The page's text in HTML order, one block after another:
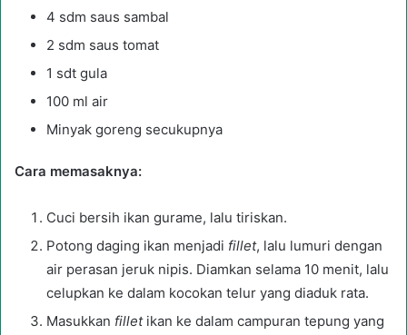
4 sdm saus sambal
2 sdm saus tomat
1 sdt gula
100 ml air
Minyak goreng secukupnya
Cara memasaknya:
Cuci bersih ikan gurame, lalu tiriskan.
Potong daging ikan menjadi fillet, lalu lumuri dengan
air perasan jeruk nipis. Diamkan selama 10 menit, lalu
celupkan ke dalam kocokan telur yang diaduk rata.
Masukkan fillet ikan ke dalam campuran tepung yang